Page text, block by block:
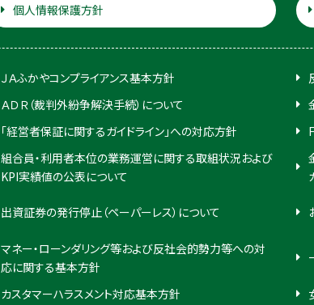
個人情報保護方針
ＪＡふかやコンプライアンス基本方針
ＡＤＲ（裁判外紛争解決手続）について
「経営者保証に関するガイドライン」への対応方針
組合員・利用者本位の業務運営に関する取組状況および
KPI実績値の公表について
出資証券の発行停止（ペーパーレス）について
マネー・ローンダリング等および反社会的勢力等への対
応に関する基本方針
カスタマーハラスメント対応基本方針